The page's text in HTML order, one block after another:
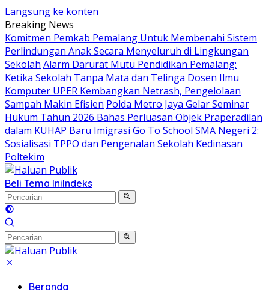
Langsung ke konten
Breaking News
Komitmen Pemkab Pemalang Untuk Membenahi Sistem
Perlindungan Anak Secara Menyeluruh di Lingkungan
Sekolah Alarm Darurat Mutu Pendidikan Pemalang:
Ketika Sekolah Tanpa Mata dan Telinga Dosen Ilmu
Komputer UPER Kembangkan Netrash, Pengelolaan
Sampah Makin Efisien Polda Metro Jaya Gelar Seminar
Hukum Tahun 2026 Bahas Perluasan Objek Praperadilan
dalam KUHAP Baru Imigrasi Go To School SMA Negeri 2:
Sosialisasi TPPO dan Pengenalan Sekolah Kedinasan
Poltekim
Beli Tema IniIndeks
Beranda